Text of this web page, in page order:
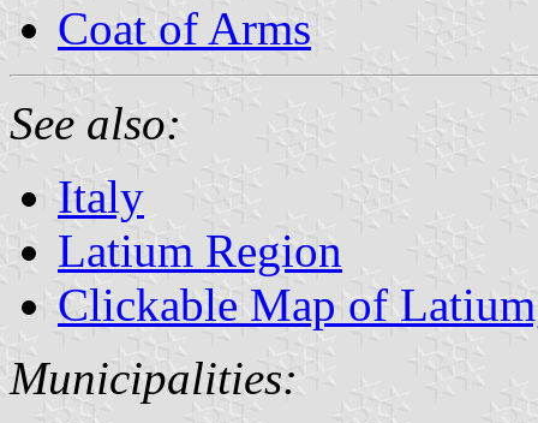
Coat of Arms
See also:
Italy
Latium Region
Clickable Map of
Municipalities: